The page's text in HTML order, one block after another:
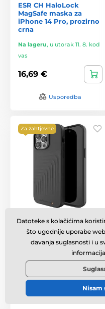
ESR CH HaloLock
MagSafe maska za
iPhone 14 Pro, prozirno
crna
Na lageru, u utorak 11. 8. kod
vas
16,69 €
Usporedba
Za zahtjevne
Snap zaštitna maska,
iPhone 14 Pro, crna
Na lageru ,u utorak 11. 8. kod
17,00 €
Usporedba
Datoteke s kolačićima
što ugodnije uporabe
davanja suglasnosti i u
Nisam